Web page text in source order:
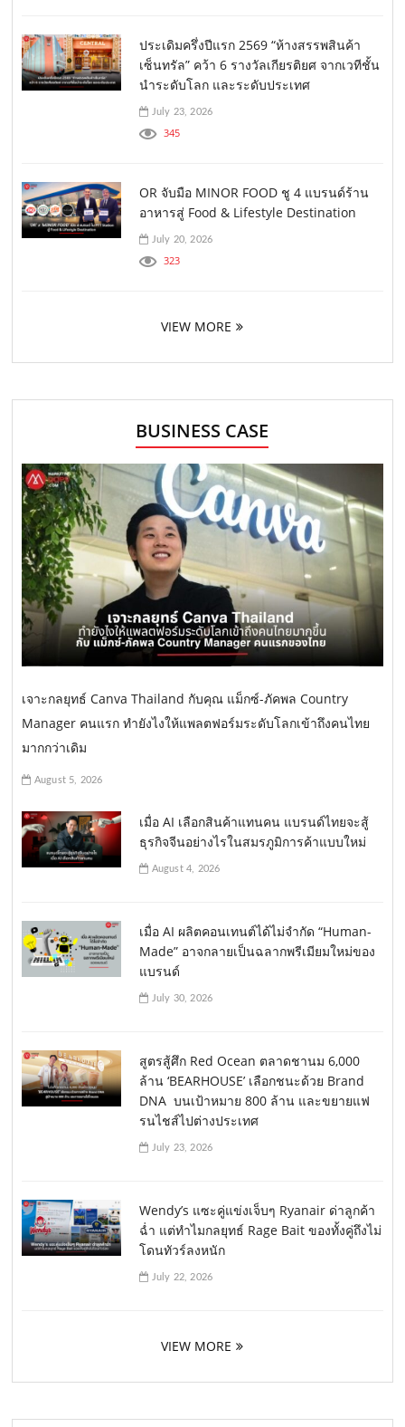
ประเดิมครึ่งปีแรก 2569 “ห้างสรรพสินค้า
เซ็นทรัล” คว้า 6 รางวัลเกียรติยศ จากเวทีชั้น
นำระดับโลก และระดับประเทศ
July 23, 2026
345
OR จับมือ MINOR FOOD ชู 4 แบรนด์ร้าน
อาหารสู่ Food & Lifestyle Destination
July 20, 2026
323
VIEW MORE
BUSINESS CASE
เจาะกลยุทธ์ Canva Thailand กับคุณ แม็กซ์-ภัคพล Country
Manager คนแรก ทำยังไงให้แพลตฟอร์มระดับโลกเข้าถึงคนไทย
มากกว่าเดิม
August 5, 2026
เมื่อ AI เลือกสินค้าแทนคน แบรนด์ไทยจะสู้
ธุรกิจจีนอย่างไรในสมรภูมิการค้าแบบใหม่
August 4, 2026
เมื่อ AI ผลิตคอนเทนต์ได้ไม่จำกัด “Human-
Made” อาจกลายเป็นฉลากพรีเมียมใหม่ของ
แบรนด์
July 30, 2026
สูตรสู้ศึก Red Ocean ตลาดชานม 6,000
ล้าน ‘BEARHOUSE’ เลือกชนะด้วย Brand
DNA บนเป้าหมาย 800 ล้าน และขยายแฟ
รนไชส์ไปต่างประเทศ
July 23, 2026
Wendy’s แซะคู่แข่งเจ็บๆ Ryanair ด่าลูกค้า
ฉ่ำ แต่ทำไมกลยุทธ์ Rage Bait ของทั้งคู่ถึงไม่
โดนทัวร์ลงหนัก
July 22, 2026
VIEW MORE